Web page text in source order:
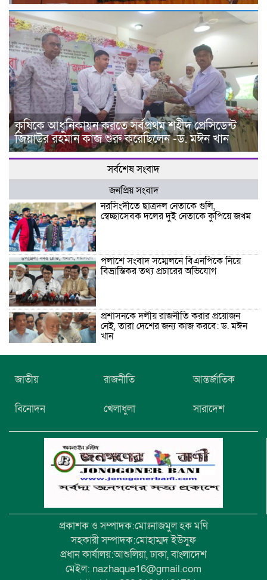
কৃষিকে আধুনিকায়ন করতে সর্বপ্রথম শহীদ প্রেসিডেন্ট
জিয়াউর রহমান কাজ শুরু করেছিলেন -ড. মঈন খান
সর্বশেষ সংবাদ
জনপ্রিয় সংবাদ
নরসিংদীতে ছাত্রদল নেতাকে গুলি,
স্বেচ্ছাসেবক দলের দুই নেতাকে কুপিয়ে জখম
পলাশে সংবাদ সম্মেলনে বিএনপিকে নিয়ে
বিভ্রান্তিকর তথ্য প্রচারের অভিযোগ
প্রশাসনকে দলীয় রাজনীতি করার প্রয়োজন
নেই, তারা দেশের জন্য কাজ করবে: ড. মঈন
খান
নিখোঁজের তিনদিন পর মাইক্রোবাস চালকের
মরদেহ উদ্ধার
উচ্চ বিদ্যালয়ের ৮১তম বার্ষিক ক্রীড়া
জাতীয় রাজনীতি আন্তর্জাতিক
বিনোদন খেলাধুলা সারাদেশ
প্রকাশক ও সম্পাদক:মোঃনাজমুল হক মণি
সহকারী সম্পাদক:মোহাম্মদ ইউসুফ
প্রধান কার্যালয়:আশুলিয়া, ঢাকা, বাংলাদেশ
মেইল: nazhaque16@gmail.com